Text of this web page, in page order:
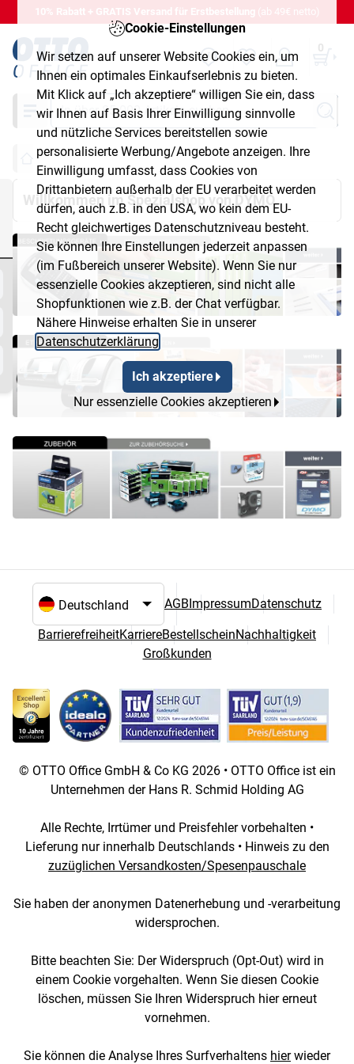
Cookie-Einstellungen
Wir setzen auf unserer Website Cookies ein, um
Ihnen ein optimales Einkaufserlebnis zu bieten.
Mit Klick auf „Ich akzeptiere“ willigen Sie ein, dass
wir Ihnen auf Basis Ihrer Einwilligung sinnvolle
und nützliche Services bereitstellen sowie
personalisierte Werbung/Angebote anzeigen. Ihre
Einwilligung umfasst, dass Cookies von
Drittanbietern außerhalb der EU verarbeitet werden
dürfen, auch z.B. in den USA, wo kein dem EU-
Recht gleichwertiges Datenschutzniveau besteht.
Sie können Ihre Einstellungen jederzeit anpassen
(im Fußbereich unserer Website). Wenn Sie nur
essenzielle Cookies akzeptieren, sind nicht alle
Shopfunktionen wie z.B. der Chat verfügbar.
Nähere Hinweise erhalten Sie in unserer
Datenschutzerklärung
Ich akzeptiere
Nur essenzielle Cookies akzeptieren
10% Rabatt + GRATIS Versand für Erstbestellung (ab 49€ netto)
0
Suche
Willkommen im Spezialshop von DYMO
Sprach- und Landesauswahl
AGBImpressumDatenschutz
BarrierefreiheitKarriereBestellscheinNachhaltigkeit
Großkunden
© OTTO Office GmbH & Co KG 2026 • OTTO Office ist ein
Unternehmen der Hans R. Schmid Holding AG
Alle Rechte, Irrtümer und Preisfehler vorbehalten •
Lieferung nur innerhalb Deutschlands • Hinweis zu den
zuzüglichen Versandkosten/Spesenpauschale
Sie haben der anonymen Datenerhebung und -verarbeitung
widersprochen.
Bitte beachten Sie: Der Widerspruch (Opt-Out) wird in
einem Cookie vorgehalten. Wenn Sie diesen Cookie
löschen, müssen Sie Ihren Widerspruch hier erneut
vornehmen.
Sie können die Analyse Ihres Surfverhaltens hierwieder